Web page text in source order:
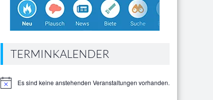
TERMINKALENDER
HinweisEs sind keine anstehenden Veranstaltungen vorhanden.